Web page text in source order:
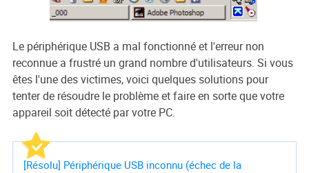
Le périphérique USB a mal fonctionné et l'erreur non
reconnue a frustré un grand nombre d'utilisateurs. Si vous
êtes l'une des victimes, voici quelques solutions pour
tenter de résoudre le problème et faire en sorte que votre
appareil soit détecté par votre PC.
[Résolu] Périphérique USB inconnu (échec de la